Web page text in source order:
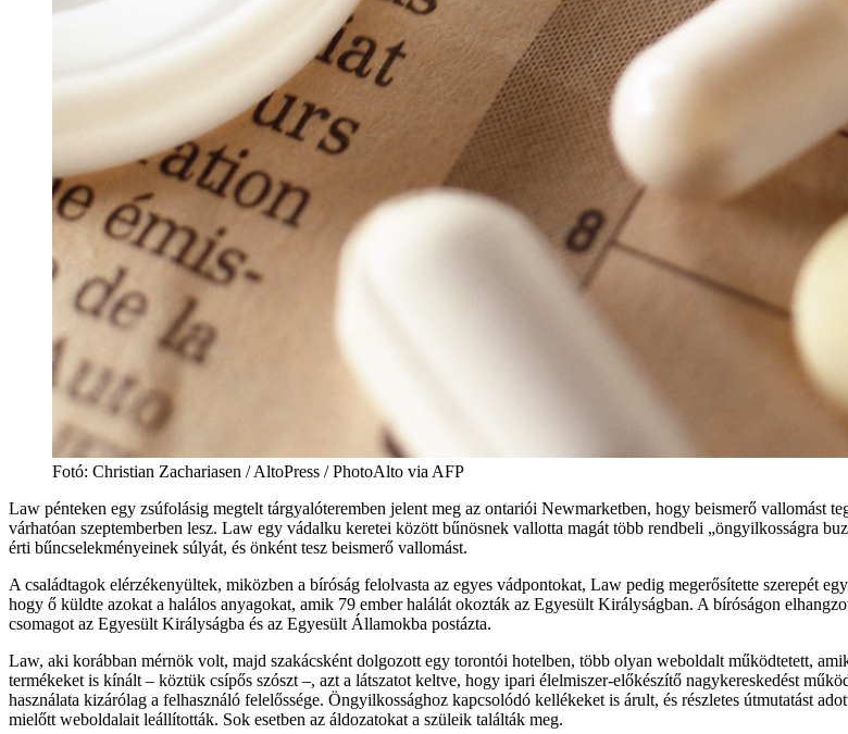
Fotó: Christian Zachariasen / AltoPress / PhotoAlto via AFP
Law pénteken egy zsúfolásig megtelt tárgyalóteremben jelent meg az ontariói Newmarketben, hogy beismerő vallomást
várhatóan szeptemberben lesz. Law egy vádalku keretei között bűnösnek vallotta magát több rendbeli „öngyilkosságra
érti bűncselekményeinek súlyát, és önként tesz beismerő vallomást.
A családtagok elérzékenyültek, miközben a bíróság felolvasta az egyes vádpontokat, Law pedig megerősítette szerepét
hogy ő küldte azokat a halálos anyagokat, amik 79 ember halálát okozták az Egyesült Királyságban. A bíróságon
csomagot az Egyesült Királyságba és az Egyesült Államokba postázta.
Law, aki korábban mérnök volt, majd szakácsként dolgozott egy torontói hotelben, több olyan weboldalt működtetett,
termékeket is kínált – köztük csípős szószt –, azt a látszatot keltve, hogy ipari élelmiszer-előkészítő nagykereskedést
használata kizárólag a felhasználó felelőssége. Öngyilkossághoz kapcsolódó kellékeket is árult, és részletes útmutatást
mielőtt weboldalait leállították. Sok esetben az áldozatokat a szüleik találták meg.